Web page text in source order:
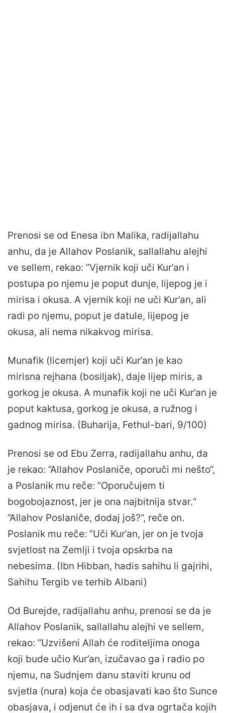
Prenosi se od Enesa ibn Malika, radijallahu
anhu, da je Allahov Poslanik, sallallahu alejhi
ve sellem, rekao: ”Vjernik koji uči Kur’an i
postupa po njemu je poput dunje, lijepog je i
mirisa i okusa. A vjernik koji ne uči Kur’an, ali
radi po njemu, poput je datule, lijepog je
okusa, ali nema nikakvog mirisa.
Munafik (licemjer) koji uči Kur’an je kao
mirisna rejhana (bosiljak), daje lijep miris, a
gorkog je okusa. A munafik koji ne uči Kur’an je
poput kaktusa, gorkog je okusa, a ružnog i
gadnog mirisa. (Buharija, Fethul-bari, 9/100)
Prenosi se od Ebu Zerra, radijallahu anhu, da
je rekao: ”Allahov Poslaniče, oporuči mi nešto“,
a Poslanik mu reče: ”Oporučujem ti
bogobojaznost, jer je ona najbitnija stvar.“
”Allahov Poslaniče, dodaj još?“, reče on.
Poslanik mu reče: ”Uči Kur’an, jer on je tvoja
svjetlost na Zemlji i tvoja opskrba na
nebesima. (Ibn Hibban, hadis sahihu li gajrihi,
Sahihu Tergib ve terhib Albani)
Od Burejde, radijallahu anhu, prenosi se da je
Allahov Poslanik, sallallahu alejhi ve sellem,
rekao: ”Uzvišeni Allah će roditeljima onoga
koji bude učio Kur’an, izučavao ga i radio po
njemu, na Sudnjem danu staviti krunu od
svjetla (nura) koja će obasjavati kao što Sunce
obasjava, i odjenut će ih i sa dva ogrtača kojih